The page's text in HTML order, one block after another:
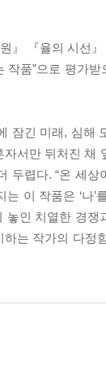
』 『율의 시선
품”으로 평가
잠긴 미래, 심해
서만 뒤처진 채
두렵다. “온 세
이 작품은 ‘나’
인 치열한 경쟁
는 작가의 다정